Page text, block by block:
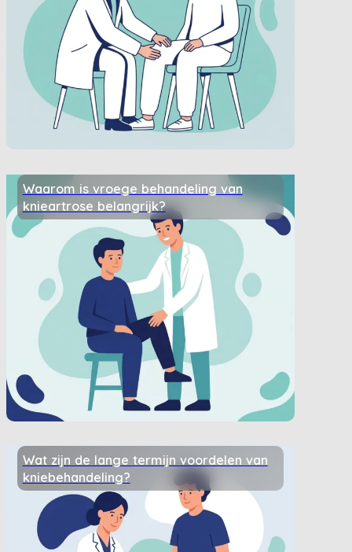
Waarom is vroege behandeling van
knieartrose belangrijk?
Wat zijn de lange termijn voordelen van
kniebehandeling?